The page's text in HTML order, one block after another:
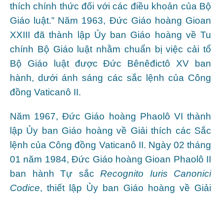
thích chính thức đối với các điều khoản của Bộ
Giáo luật.” Năm 1963, Đức Giáo hoàng Gioan
XXIII đã thành lập Ủy ban Giáo hoàng về Tu
chính Bộ Giáo luật nhằm chuẩn bị việc cải tổ
Bộ Giáo luật được Đức Bênêđictô XV ban
hành, dưới ánh sáng các sắc lệnh của Công
đồng Vaticanô II.
Năm 1967, Đức Giáo hoàng Phaolô VI thành
lập Ủy ban Giáo hoàng về Giải thích các Sắc
lệnh của Công đồng Vaticanô II. Ngày 02 tháng
01 năm 1984, Đức Giáo hoàng Gioan Phaolô II
ban hành Tự sắc Recognito Iuris Canonici
Codice, thiết lập Ủy ban Giáo hoàng về Giải